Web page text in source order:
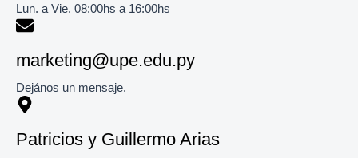
Lun. a Vie. 08:00hs a 16:00hs
marketing@upe.edu.py
Dejános un mensaje.
Patricios y Guillermo Arias